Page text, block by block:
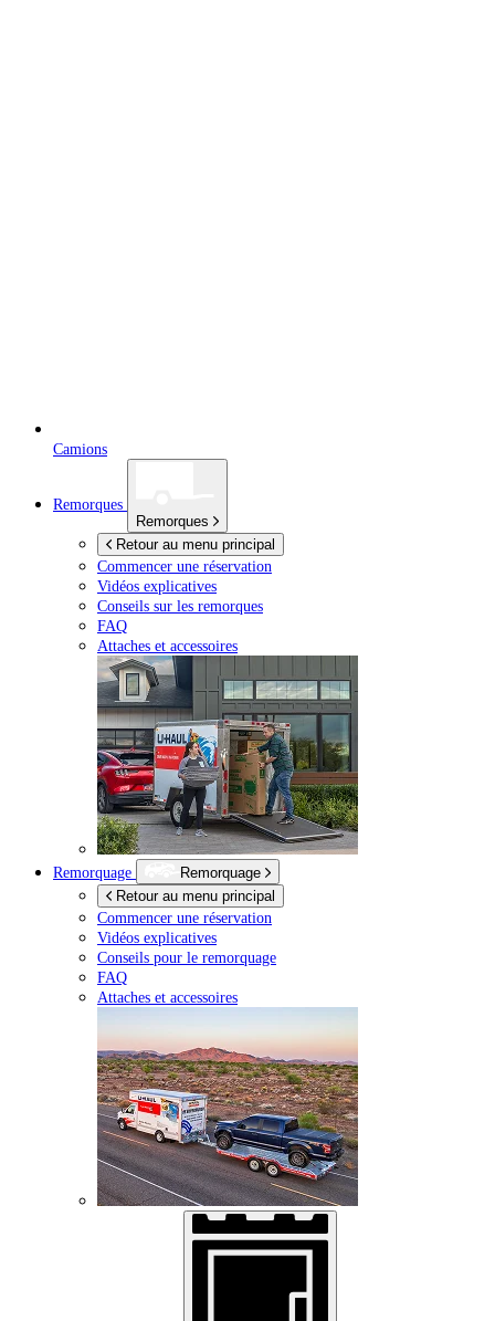
Camions
Remorques
Remorques
Retour au menu principal
Commencer une réservation
Vidéos explicatives
Conseils sur les remorques
FAQ
Attaches et accessoires
Remorquage
Remorquage
Retour au menu principal
Commencer une réservation
Vidéos explicatives
Conseils pour le remorquage
FAQ
Attaches et accessoires